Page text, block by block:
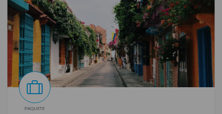
PAQUETE